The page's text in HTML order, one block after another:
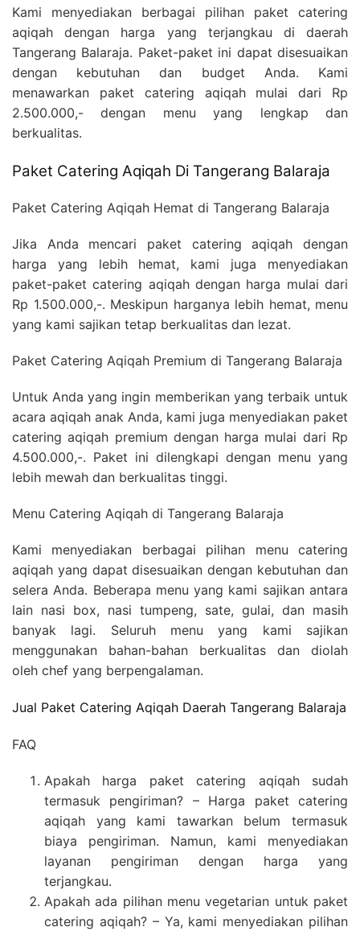
Kami menyediakan berbagai pilihan paket catering
aqiqah dengan harga yang terjangkau di daerah
Tangerang Balaraja. Paket-paket ini dapat disesuaikan
dengan kebutuhan dan budget Anda. Kami
menawarkan paket catering aqiqah mulai dari Rp
2.500.000,- dengan menu yang lengkap dan
berkualitas.
Paket Catering Aqiqah Di Tangerang Balaraja
Paket Catering Aqiqah Hemat di Tangerang Balaraja
Jika Anda mencari paket catering aqiqah dengan
harga yang lebih hemat, kami juga menyediakan
paket-paket catering aqiqah dengan harga mulai dari
Rp 1.500.000,-. Meskipun harganya lebih hemat, menu
yang kami sajikan tetap berkualitas dan lezat.
Paket Catering Aqiqah Premium di Tangerang Balaraja
Untuk Anda yang ingin memberikan yang terbaik untuk
acara aqiqah anak Anda, kami juga menyediakan paket
catering aqiqah premium dengan harga mulai dari Rp
4.500.000,-. Paket ini dilengkapi dengan menu yang
lebih mewah dan berkualitas tinggi.
Menu Catering Aqiqah di Tangerang Balaraja
Kami menyediakan berbagai pilihan menu catering
aqiqah yang dapat disesuaikan dengan kebutuhan dan
selera Anda. Beberapa menu yang kami sajikan antara
lain nasi box, nasi tumpeng, sate, gulai, dan masih
banyak lagi. Seluruh menu yang kami sajikan
menggunakan bahan-bahan berkualitas dan diolah
oleh chef yang berpengalaman.
Jual Paket Catering Aqiqah Daerah Tangerang Balaraja
FAQ
Apakah harga paket catering aqiqah sudah
termasuk pengiriman? – Harga paket catering
aqiqah yang kami tawarkan belum termasuk
biaya pengiriman. Namun, kami menyediakan
layanan pengiriman dengan harga yang
terjangkau.
Apakah ada pilihan menu vegetarian untuk paket
catering aqiqah? – Ya, kami menyediakan pilihan